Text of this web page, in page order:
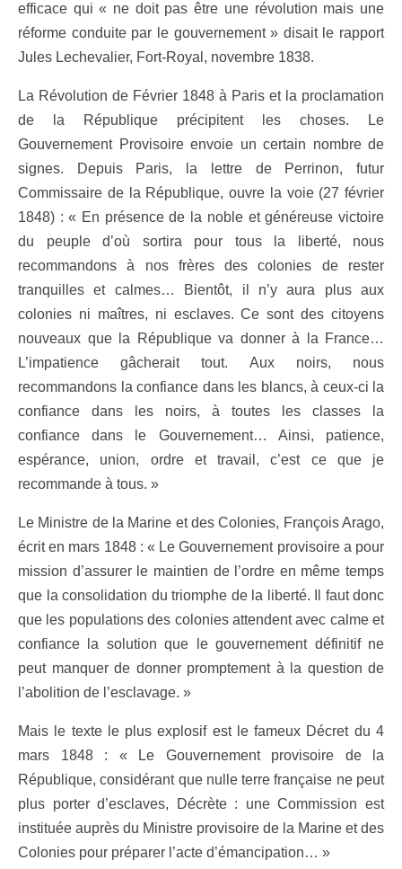
efficace qui « ne doit pas être une révolution mais une
réforme conduite par le gouvernement » disait le rapport
Jules Lechevalier, Fort-Royal, novembre 1838.
La Révolution de Février 1848 à Paris et la proclamation
de la République précipitent les choses. Le
Gouvernement Provisoire envoie un certain nombre de
signes. Depuis Paris, la lettre de Perrinon, futur
Commissaire de la République, ouvre la voie (27 février
1848) : « En présence de la noble et généreuse victoire
du peuple d’où sortira pour tous la liberté, nous
recommandons à nos frères des colonies de rester
tranquilles et calmes… Bientôt, il n’y aura plus aux
colonies ni maîtres, ni esclaves. Ce sont des citoyens
nouveaux que la République va donner à la France…
L’impatience gâcherait tout. Aux noirs, nous
recommandons la confiance dans les blancs, à ceux-ci la
confiance dans les noirs, à toutes les classes la
confiance dans le Gouvernement… Ainsi, patience,
espérance, union, ordre et travail, c’est ce que je
recommande à tous. »
Le Ministre de la Marine et des Colonies, François Arago,
écrit en mars 1848 : « Le Gouvernement provisoire a pour
mission d’assurer le maintien de l’ordre en même temps
que la consolidation du triomphe de la liberté. Il faut donc
que les populations des colonies attendent avec calme et
confiance la solution que le gouvernement définitif ne
peut manquer de donner promptement à la question de
l’abolition de l’esclavage. »
Mais le texte le plus explosif est le fameux Décret du 4
mars 1848 : « Le Gouvernement provisoire de la
République, considérant que nulle terre française ne peut
plus porter d’esclaves, Décrète : une Commission est
instituée auprès du Ministre provisoire de la Marine et des
Colonies pour préparer l’acte d’émancipation… »